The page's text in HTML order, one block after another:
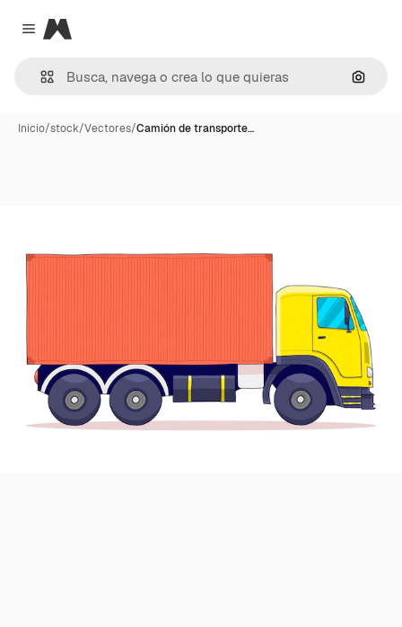
Close menu
Magnific
Inicio/stock/Vectores/Camión de transporte…